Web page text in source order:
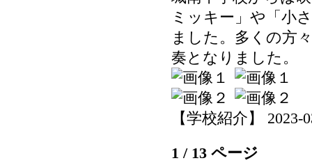
ミッキー」や「小
ました。多くの方
奏となりました。
【学校紹介】 2023-
1 / 13 ページ